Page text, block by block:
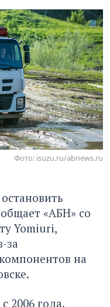
Фото: isuzu.ru/abnews.ru
«АБН» со
Yomiuri,
за
на
2006 года.